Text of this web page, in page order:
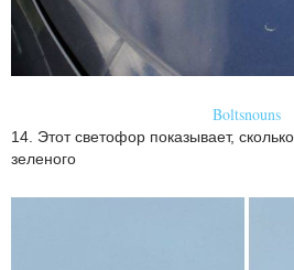
Boltsnouns
14. Этот светофор показывает,
зеленого